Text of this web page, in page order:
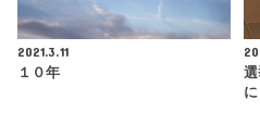
2021.3.11
１０年